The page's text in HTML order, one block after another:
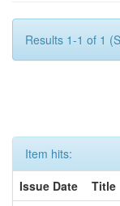
Results 1-1 of 1
Item hits:
Issue Date
Title